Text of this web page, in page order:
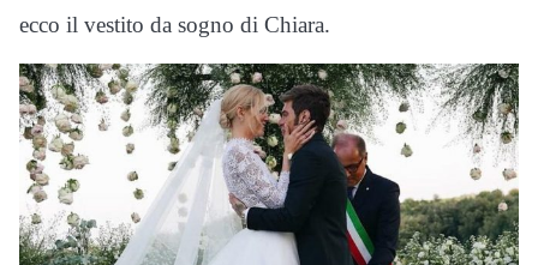
ecco il vestito da sogno di Chiara.